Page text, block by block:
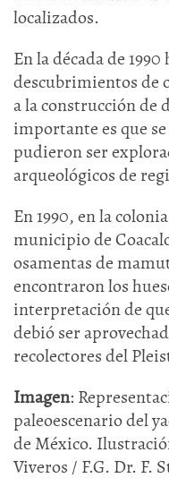
localizados.
En la década de
descubrimientos de
a la construcción de
importante es que
pudieron ser
arqueológicos de
En 1990, en la
municipio de
osamentas de
encontraron los
interpretación de
debió ser
recolectores del
Imagen:
paleoescenario del
de México.
Viveros / F.G. Dr. F.